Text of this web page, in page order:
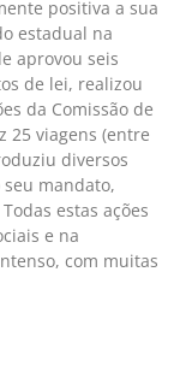
positiva a sua
estadual na
aprovou seis
de lei, realizou
da Comissão de
25 viagens (entre
diversos
mandato,
estas ações
e na
com muitas